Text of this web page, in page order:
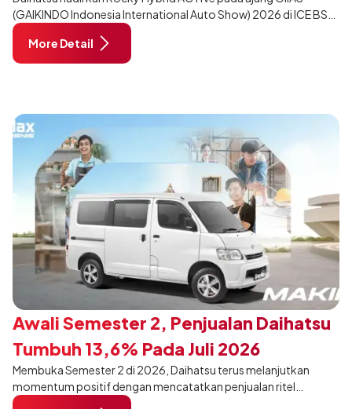
(GAIKINDO Indonesia International Auto Show) 2026 di ICE BSD
City, Tangerang. Terdapat 2 unit Rocky Hybrid yang
dimodifikasi untuk menghadirkan sarana inspirasi bagi
pengunjung mendukung gaya hidup yang aktif.
More Detail
Awali Semester 2, Penjualan Daihatsu
Tumbuh 13,6% Pada Juli 2026
Membuka Semester 2 di 2026, Daihatsu terus melanjutkan
momentum positif dengan mencatatkan penjualan ritel
sebanyak 12.750 unit pada Juli 2026. Capaian tersebut tumbuh